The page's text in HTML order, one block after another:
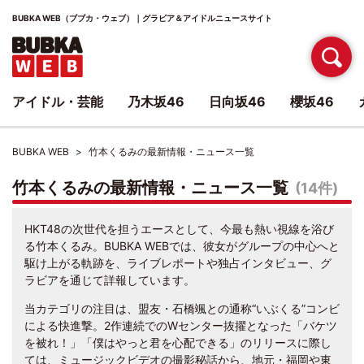
BUBKA WEB（ブブカ・ウェブ）｜グラビア＆アイドルニュースサイト
BUBKA WEB 竹本くるみの最新情報・ニュース一覧
竹本くるみの最新情報・ニュース一覧 (14件)
HKT48の次世代を担うエースとして、今最も熱い視線を浴び
る竹本くるみ。BUBKA WEBでは、彼女がグループの中心へと
駆け上がる軌跡を、ライブレポートや独占インタビュー、グ
ラビアを通じて詳報しています。
当カテゴリの注目は、盟友・石橋颯との通称“いぶくる”コンビ
による快進撃。2作連続でのWセンター抜擢となった「バケツ
を被れ！」「僕はやっと君を心配できる」のリリースに際し
ては、ミュージックビデオの撮影秘話から、地元・福岡や東
アイドル・芸能 乃木坂46 日向坂46 櫻坂46